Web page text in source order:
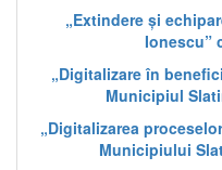
„Extindere și
Ionescu”
„Digitalizare în
Municipiul
„Digitalizarea
Municipiului